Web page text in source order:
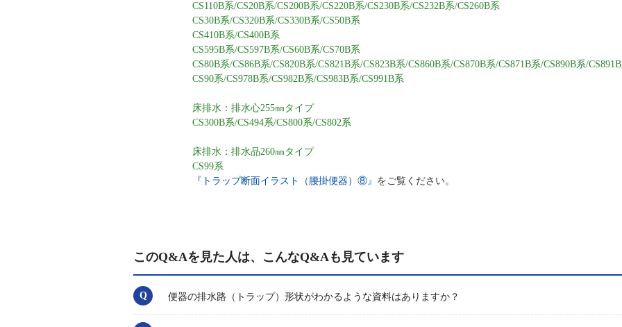
CS110B系/CS20B系/CS200B系/CS220B系/CS230B系/CS232B系/CS260B系
CS30B系/CS320B系/CS330B系/CS50B系
CS410B系/CS400B系
CS595B系/CS597B系/CS60B系/CS70B系
CS80B系/CS86B系/CS820B系/CS821B系/CS823B系/CS860B系/CS870B系/CS871B系/CS890B系/
CS90系/CS978B系/CS982B系/CS983B系/CS991B系
床排水：排水心255㎜タイプ
CS300B系/CS494系/CS800系/CS802系
床排水：排水品260㎜タイプ
CS99系
『トラップ断面イラスト（腰掛便器）⑧』 をご覧ください。
このQ&Aを見た人は、こんなQ&Aも見ています
便器の排水路（トラップ）形状がわかるような資料はありますか？